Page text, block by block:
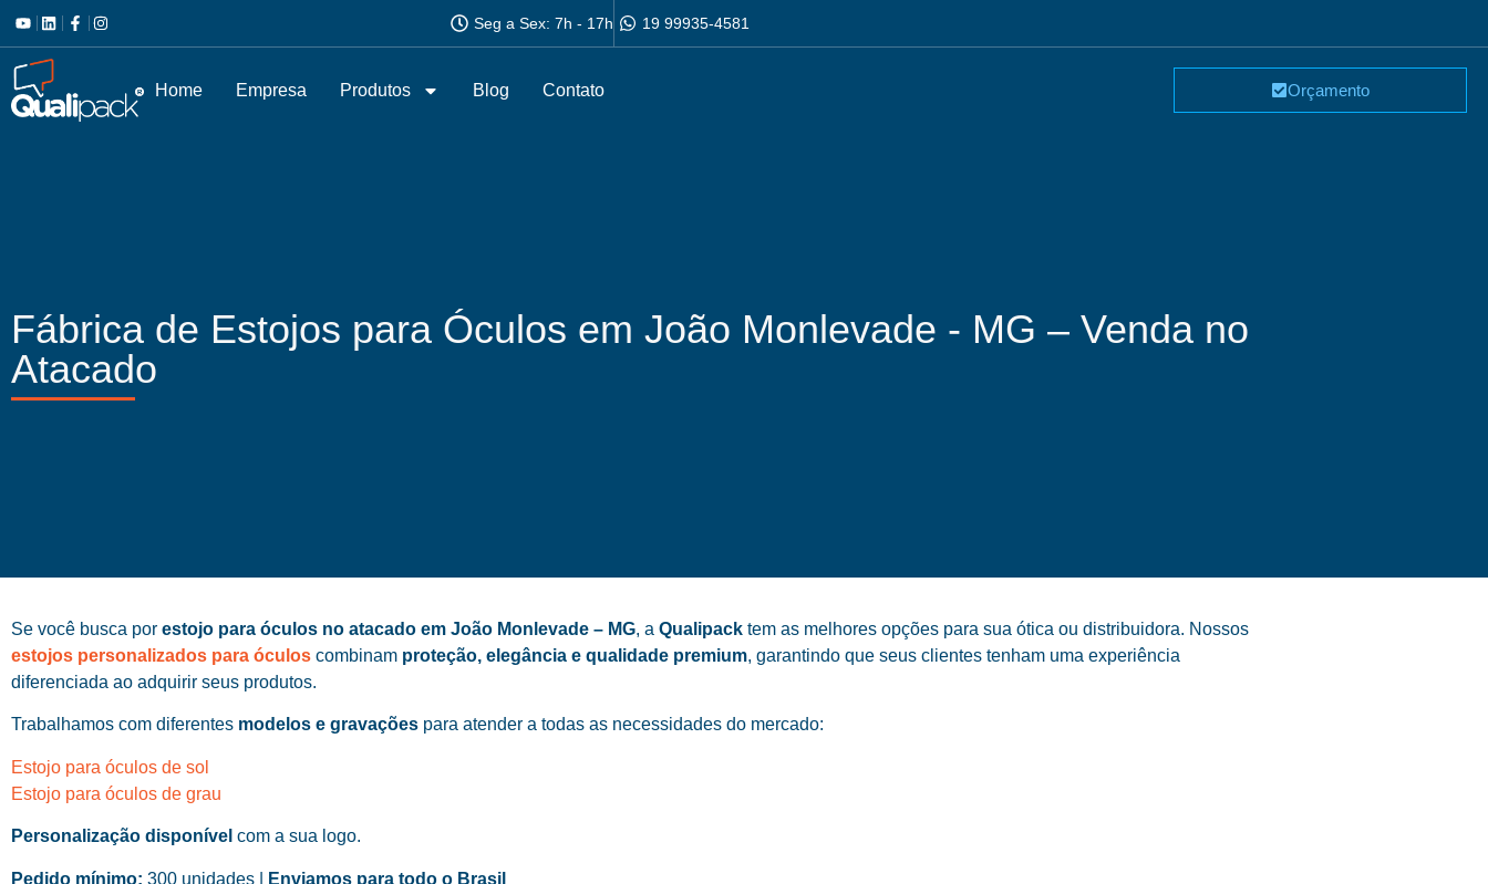
Seg a Sex: 7h - 17h 19 99935-4581
Home Empresa Produtos Blog Contato Orçamento
Fábrica de Estojos para Óculos em João Monlevade - MG – Venda no
Atacado
Se você busca por estojo para óculos no atacado em João Monlevade – MG, a Qualipack tem as melhores opções para sua ótica ou distribuidora. Nossos
estojos personalizados para óculos combinam proteção, elegância e qualidade premium, garantindo que seus clientes tenham uma experiência
diferenciada ao adquirir seus produtos.
Trabalhamos com diferentes modelos e gravações para atender a todas as necessidades do mercado:
Estojo para óculos de sol
Estojo para óculos de grau
Personalização disponível com a sua logo.
Pedido mínimo: 300 unidades | Enviamos para todo o Brasil